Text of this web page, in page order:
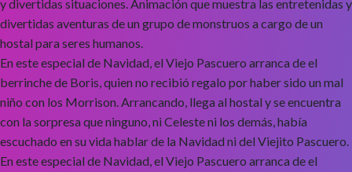
y divertidas situaciones. Animación que muestra las entretenidas y
divertidas aventuras de un grupo de monstruos a cargo de un
hostal para seres humanos.
En este especial de Navidad, el Viejo Pascuero arranca de el
berrinche de Boris, quien no recibió regalo por haber sido un mal
niño con los Morrison. Arrancando, llega al hostal y se encuentra
con la sorpresa que ninguno, ni Celeste ni los demás, había
escuchado en su vida hablar de la Navidad ni del Viejito Pascuero.
En este especial de Navidad, el Viejo Pascuero arranca de el